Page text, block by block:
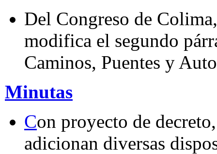
Del Congreso de
modifica el segundo
Caminos, Puentes y
Minutas
Con proyecto de
adicionan diversas